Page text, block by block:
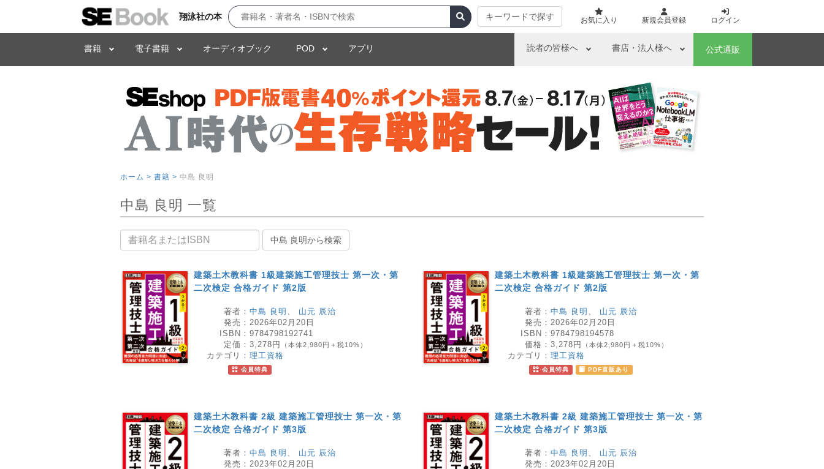
翔泳社の本 キーワードで探す お気に入り 新規会員登録 ログイン
書籍 電子書籍 オーディオブック POD アプリ 読者の皆様へ 書店・法人様へ 公式通販
ホーム > 書籍 > 中島 良明
中島 良明 一覧
書籍名 中島 良明から検索
建築土木教科書 1級建築施工管理技士 第一次・第
二次検定 合格ガイド 第2版
著者： 中島 良明 、 山元 辰治
発売： 2026年02月20日
ISBN： 9784798192741
定価： 3,278円 （本体2,980円＋税10%）
カテゴリ： 理工資格
会員特典
建築土木教科書 1級建築施工管理技士 第一次・第
二次検定 合格ガイド 第2版
著者： 中島 良明 、 山元 辰治
発売： 2026年02月20日
ISBN： 9784798194578
価格： 3,278円 （本体2,980円＋税10%）
カテゴリ： 理工資格
会員特典 PDF直販あり
建築土木教科書 2級 建築施工管理技士 第一次・第
二次検定 合格ガイド 第3版
著者： 中島 良明 、 山元 辰治
発売： 2023年02月20日
建築土木教科書 2級 建築施工管理技士 第一次・第
二次検定 合格ガイド 第3版
著者： 中島 良明 、 山元 辰治
発売： 2023年02月20日